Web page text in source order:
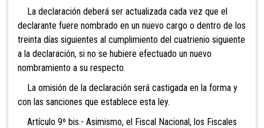
La declaración deberá ser actualizada cada vez que el
declarante fuere nombrado en un nuevo cargo o dentro de los
treinta días siguientes al cumplimiento del cuatrienio siguiente
a la declaración, si no se hubiere efectuado un nuevo
nombramiento a su respecto.
La omisión de la declaración será castigada en la forma y
con las sanciones que establece esta ley.
Artículo 9º bis.- Asimismo, el Fiscal Nacional, los Fiscales